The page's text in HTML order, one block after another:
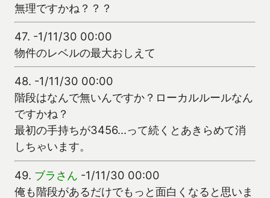
無理ですかね？？？
47. -1/11/30 00:00
物件のレベルの最大おしえて
48. -1/11/30 00:00
階段はなんで無いんですか？ローカルルールなん
ですかね？
最初の手持ちが3456…って続くとあきらめて消
しちゃいます。
49. ブラさん -1/11/30 00:00
俺も階段があるだけでもっと面白くなると思いま